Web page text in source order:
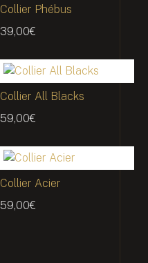
Collier Phébus
39,00€
Collier All Blacks
59,00€
Collier Acier
59,00€